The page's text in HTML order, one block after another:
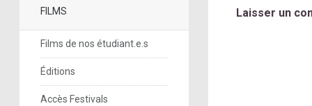
FILMS
Films de nos étudiant.e.s
Éditions
Accès Festivals
Laisser un